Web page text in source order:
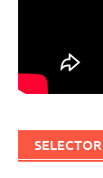
SELECTOR